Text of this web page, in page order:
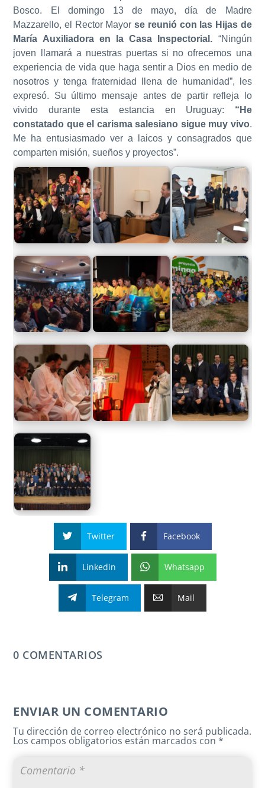
Bosco. El domingo 13 de mayo, día de Madre
Mazzarello, el Rector Mayorse reunió con las Hijas de
María Auxiliadora en la Casa Inspectorial. “Ningún
joven llamará a nuestras puertas si no ofrecemos una
experiencia de vida que haga sentir a Dios en medio de
nosotros y tenga fraternidad llena de humanidad”, les
expresó. Su último mensaje antes de partir refleja lo
vivido durante esta estancia en Uruguay: “He
constatado que el carisma salesiano sigue muy vivo.
Me ha entusiasmado ver a laicos y consagrados que
comparten misión, sueños y proyectos”.
Twitter Facebook
Linkedin Whatsapp
Telegram Mail
0 COMENTARIOS
ENVIAR UN COMENTARIO
Tu dirección de correo electrónico no será publicada.
Los campos obligatorios están marcados con*